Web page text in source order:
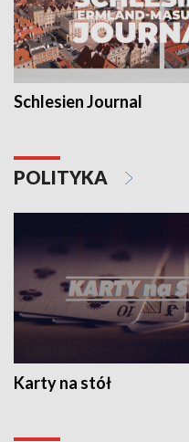
Schlesien Journal
POLITYKA
Karty na stół